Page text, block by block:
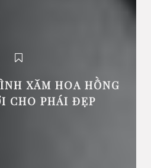
XĂM HOA HỒNG
CHO PHÁI ĐẸP